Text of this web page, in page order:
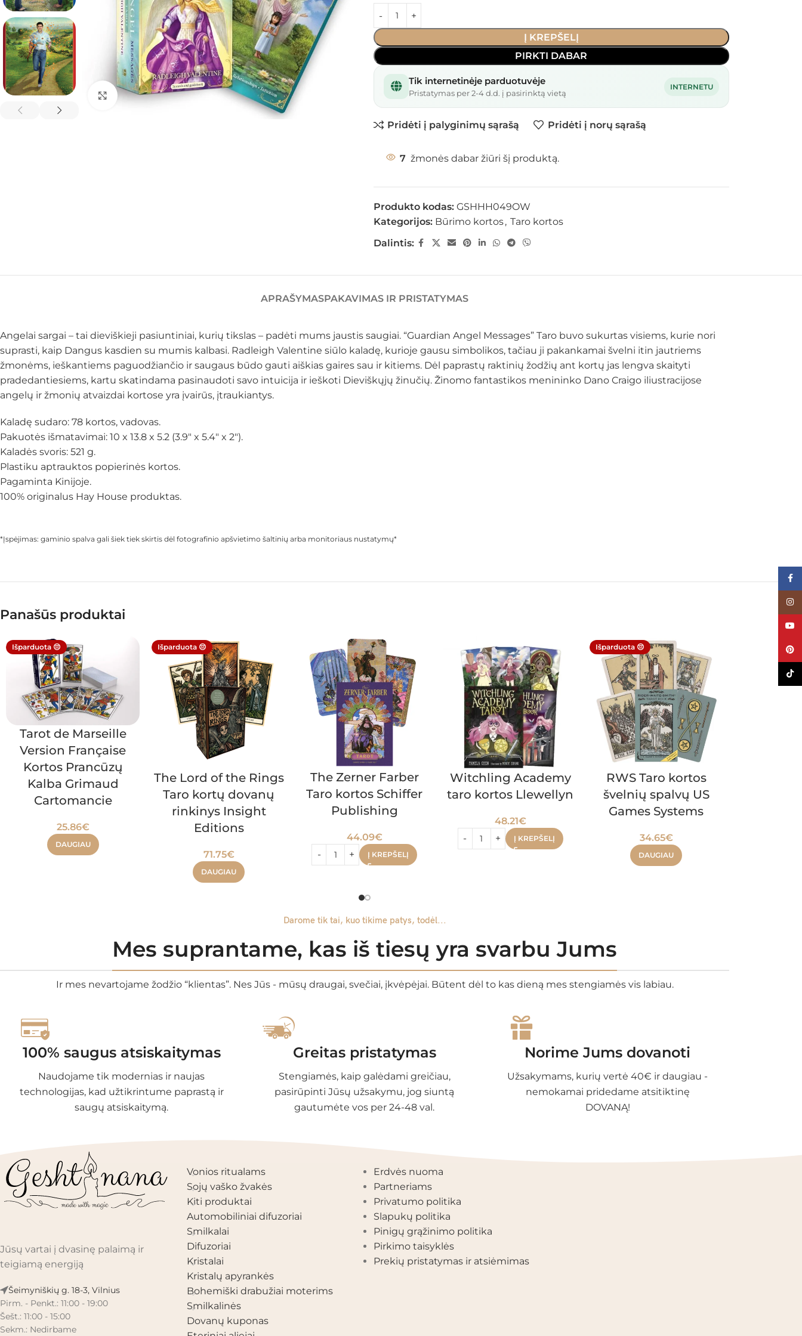
Spustelėkite, kad padidintumėte
Į KREPŠELĮ
PIRKTI DABAR
Tik internetinėje parduotuvėje
Pristatymas per 2-4 d.d. į pasirinktą vietą
INTERNETU
Pridėti į palyginimų sąrašą Pridėti į norų sąrašą
7 žmonės dabar žiūri šį produktą.
Produkto kodas: GSHHH049OW
Kategorijos: Būrimo kortos, Taro kortos
Dalintis:
APRAŠYMASPAKAVIMAS IR PRISTATYMAS
Angelai sargai – tai dieviškieji pasiuntiniai, kurių tikslas – padėti mums jaustis saugiai. “Guardian Angel Messages” Taro buvo sukurtas visiems, kurie nori
suprasti, kaip Dangus kasdien su mumis kalbasi. Radleigh Valentine siūlo kaladę, kurioje gausu simbolikos, tačiau ji pakankamai švelni itin jautriems
žmonėms, ieškantiems paguodžiančio ir saugaus būdo gauti aiškias gaires sau ir kitiems. Dėl paprastų raktinių žodžių ant kortų jas lengva skaityti
pradedantiesiems, kartu skatindama pasinaudoti savo intuicija ir ieškoti Dieviškųjų žinučių. Žinomo fantastikos menininko Dano Craigo iliustracijose
angelų ir žmonių atvaizdai kortose yra įvairūs, įtraukiantys.
Kaladę sudaro: 78 kortos, vadovas.
Pakuotės išmatavimai: 10 x 13.8 x 5.2 (3.9″ x 5.4″ x 2″).
Kaladės svoris: 521 g.
Plastiku aptrauktos popierinės kortos.
Pagaminta Kinijoje.
100% originalus Hay House produktas.
*Įspėjimas: gaminio spalva gali šiek tiek skirtis dėl fotografinio apšvietimo šaltinių arba monitoriaus nustatymų*
Panašūs produktai
Išparduota 😔
Tarot de Marseille
Version Française
Kortos Prancūzų
Kalba Grimaud
Cartomancie
25.86€
DAUGIAU
Išparduota 😔
The Lord of the Rings
Taro kortų dovanų
rinkinys Insight
Editions
71.75€
DAUGIAU
The Zerner Farber
Taro kortos Schiffer
Publishing
44.09€
Į KREPŠELĮ
Witchling Academy
taro kortos Llewellyn
48.21€
Į KREPŠELĮ
Išparduota 😔
RWS Taro kortos
švelnių spalvų US
Games Systems
34.65€
DAUGIAU
Išparduota 😔
Darome tik tai, kuo tikime patys, todėl...
Mes suprantame, kas iš tiesų yra svarbu Jums
Ir mes nevartojame žodžio “klientas”. Nes Jūs - mūsų draugai, svečiai, įkvėpėjai. Būtent dėl to kas dieną mes stengiamės vis labiau.
100% saugus atsiskaitymas
Naudojame tik modernias ir naujas
technologijas, kad užtikrintume paprastą ir
saugų atsiskaitymą.
Greitas pristatymas
Stengiamės, kaip galėdami greičiau,
pasirūpinti Jūsų užsakymu, jog siuntą
gautumėte vos per 24-48 val.
Norime Jums dovanoti
Užsakymams, kurių vertė 40€ ir daugiau -
nemokamai pridedame atsitiktinę
DOVANĄ!
Jūsų vartai į dvasinę palaimą ir
teigiamą energiją
Šeimyniškių g. 18-3, Vilnius
Pirm. - Penkt.: 11:00 - 19:00
Šešt.: 11:00 - 15:00
Sekm.: Nedirbame
PRODUKTŲ KATEGORIJOS
Vonios ritualams
Sojų vaško žvakės
Kiti produktai
Automobiliniai difuzoriai
Smilkalai
Difuzoriai
Kristalai
Kristalų apyrankės
Bohemiški drabužiai moterims
Smilkalinės
Dovanų kuponas
Erdvės nuoma
Partneriams
Privatumo politika
Slapukų politika
Pinigų grąžinimo politika
Pirkimo taisyklės
Prekių pristatymas ir atsiėmimas